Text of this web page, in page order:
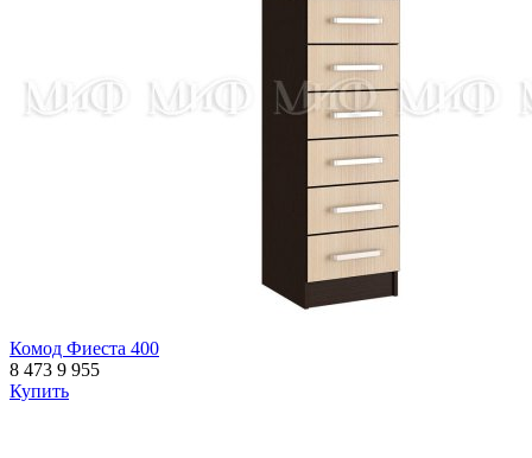
Комод Фиеста 400
8 473 9 955
Купить